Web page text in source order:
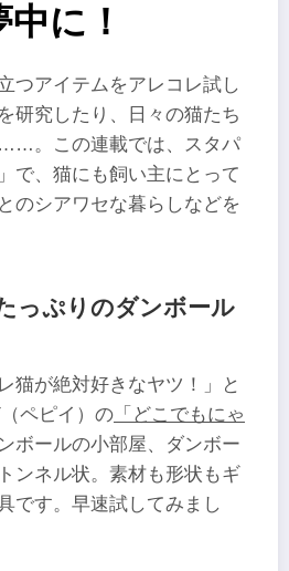
に！
つアイテムをアレコレ試し
研究したり、日々の猫たち
。この連載では、スタパ
で、猫にも飼い主にとって
のシアワセな暮らしなどを
っぷりのダンボール
猫が絶対好きなヤツ！」と
ペピイ）の 「どこでもにゃ
ボールの小部屋、ダンボー
ンネル状。素材も形状もギ
です。早速試してみまし